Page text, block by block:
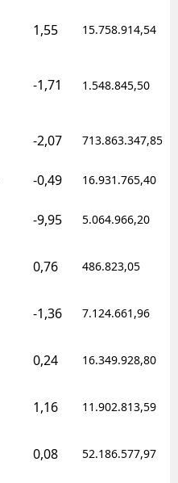
1,55 15.758.914,54
-1,71 1.548.845,50
-2,07 713.863.347,85
-0,49 16.931.765,40
-9,95 5.064.966,20
0,76 486.823,05
-1,36 7.124.661,96
0,24 16.349.928,80
1,16 11.902.813,59
0,08 52.186.577,97